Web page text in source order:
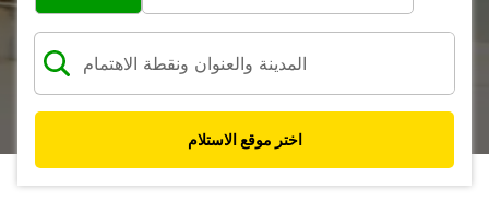
اختر موقع الاستلام